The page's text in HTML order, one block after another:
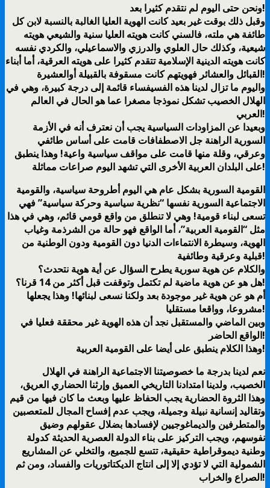
ونحن حتى اليوم لم نتقدم كثيرا بعد!
وقبل ذلك بوقت غير بعيد كانت الهوية العليا الغالبة بالنسبة لابن كل
طائفة هي ملته، فالسني كانت هويته العليا سنية والشيعي هويته
شيعية، وكذلك حال العلوي والدرزي والاسماعيلي، والكردي نفسه
كانت هويته الدينية الإسلامية تتقدم كثيرا على هويته العرقية، أما أبناء
القبائل والعشائر فهويتهم كانت مسقوفة بالقبيلة أوالعشيرة!
واليوم ما تزال لدينا هذه الفسيفساء قائمة إلى درجة كبيرة، وهي في
الهلال الخصيب تشكل نموذجا مصغرا عما هو الحال في العالم
العربي!
وبعيدا عن المزاودات السياسية يجب أن نعترف أنه في الأزمة
السورية الراهنة جل الاصطفافات قامت على أساس طائفي
وعرقي، وقلة منها قامت على مواقف سياسية واعية! وهذا ينطبق
على البلدان العربية الأخرى التي تشهد اليوم صراعات مماثلة!
القومية السورية بشكل عام هي اليوم أطروحة سياسية، والقومية
الاجتماعية السورية نفسها “نظرية سياسية وحركة سياسية” فهي
تسعى لبناء قومية! وهي لا تنطلق من واقع قومي قائم، وهي في هذا
مثل “القومية العربية”، أما الواقع فهو حالة من الشرذمة وغياب
الهوية، وسيطرة الانتماءات الدنيا دون القومية ودون الوطنية من
قبلية وعرقية وطائفية!
والكلام عن هوية سورية يطرح السؤال عن أية هوية نتحدث؟
هل هو عن هوية ماضية لم تكتمل وتوقفت قبل أكثر من 14 قرنا؟!
أم هو عن هوية غير موجودة بعد ولكنا نسعى لبنائها! وهذا يجعلها
مشروعا، وواقعا مستقليا!
وبين الماضي والمستقبل نجد أن هذه الهوية غير محققة فعليا في
الواقع الحاضر!
وهذا الكلام ينطبق على أيضا على القومية العربية!
نعم لدينا بدرجة ما خصوصيتنا الاجتماعية الراهنة في الهلال
الخصيب، ولدينا امتدادنا التاريخي العميق وإرثنا الحضاري العريق،
وهذا الثروة الحضارية يجب الحفاظ عليها وبعث ما كان فيها من قيم
وتقاليد إنسانية نبيلة وجميلة، ويجب عدم إفساح المجال للمتعصبين
والمتطرفين والديماغوجيين لإفسادها بضلال عقولهم وضيق
نفوسهم، ويجب التركيز على بناء الدولة العصرية الحديثة كدولة
وطنية ديموقراطية حقيقية، تتسع للجميع، والتخلي عن المشاريع
الشمولية التي لا تؤدي إلا إلى انتاج الديكتاتوريات والفساد، ومن ثم
الصراع والخراب!